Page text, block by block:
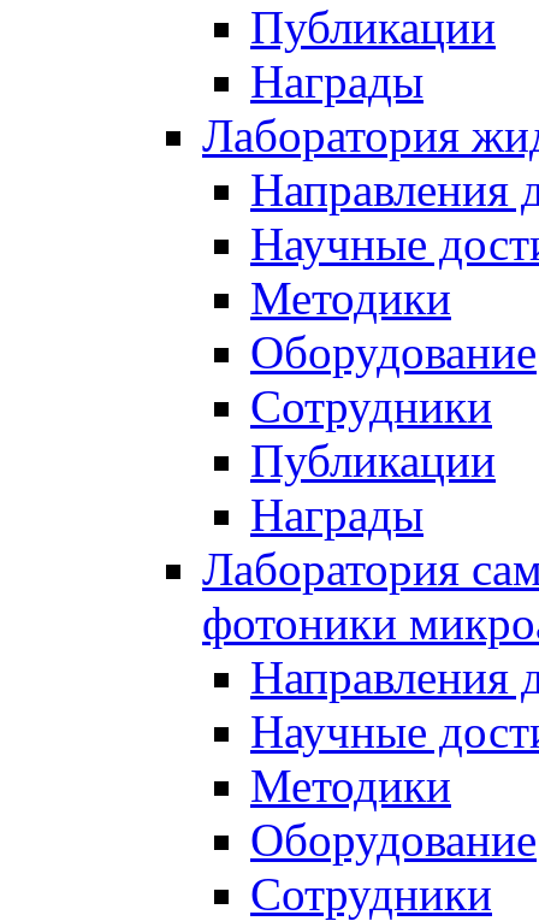
Публикации
Награды
Лаборатория
Направления
Научные
Методики
Оборудование
Сотрудники
Публикации
Награды
Лаборатория
фотоники
Направления
Научные
Методики
Оборудование
Сотрудники